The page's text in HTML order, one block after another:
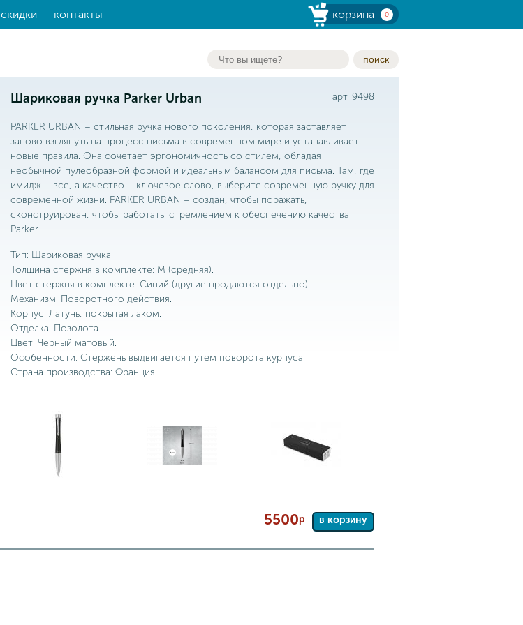
скидки контакты корзина 0
поиск
Шариковая ручка Parker Urban арт. 9498
PARKER URBAN – стильная ручка нового поколения, которая заставляет
заново взглянуть на процесс письма в современном мире и устанавливает
новые правила. Она сочетает эргономичность со стилем, обладая
необычной пулеобразной формой и идеальным балансом для письма. Там, где
имидж – все, а качество – ключевое слово, выберите современную ручку для
современной жизни. PARKER URBAN – создан, чтобы поражать,
сконструирован, чтобы работать. стремлением к обеспечению качества
Parker.
Тип: Шариковая ручка.
Толщина стержня в комплекте: М (средняя).
Цвет стержня в комплекте: Синий (другие продаются отдельно).
Механизм: Поворотного действия.
Корпус: Латунь, покрытая лаком.
Отделка: Позолота.
Цвет: Черный матовый.
Особенности: Стержень выдвигается путем поворота курпуса
Страна производства: Франция
5500р в корзину